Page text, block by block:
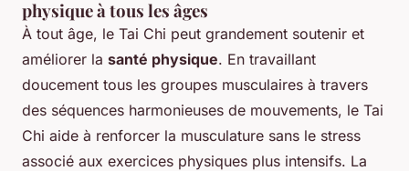
physique à tous les âges
À tout âge, le Tai Chi peut grandement soutenir et
améliorer la santé physique. En travaillant
doucement tous les groupes musculaires à travers
des séquences harmonieuses de mouvements, le Tai
Chi aide à renforcer la musculature sans le stress
associé aux exercices physiques plus intensifs. La